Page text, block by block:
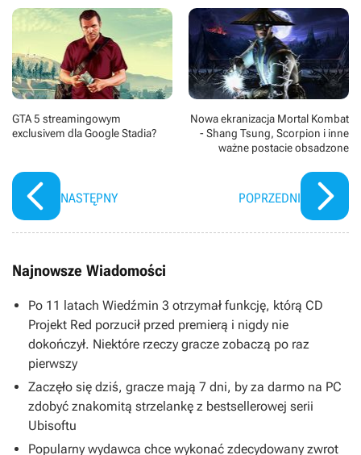
GTA 5 streamingowym
exclusivem dla Google Stadia?
NASTĘPNY
Nowa ekranizacja Mortal Kombat
- Shang Tsung, Scorpion i inne
ważne postacie obsadzone
POPRZEDNI
Najnowsze Wiadomości
Po 11 latach Wiedźmin 3 otrzymał funkcję, którą CD
Projekt Red porzucił przed premierą i nigdy nie
dokończył. Niektóre rzeczy gracze zobaczą po raz
pierwszy
Zaczęło się dziś, gracze mają 7 dni, by za darmo na PC
zdobyć znakomitą strzelankę z bestsellerowej serii
Ubisoftu
Popularny wydawca chce wykonać zdecydowany zwrot